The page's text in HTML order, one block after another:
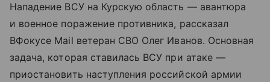
Нападение ВСУ на Курскую область — авантюра
и военное поражение противника, рассказал
ВФокусе Mail ветеран СВО Олег Иванов. Основная
задача, которая ставилась ВСУ при атаке —
приостановить наступления российской армии